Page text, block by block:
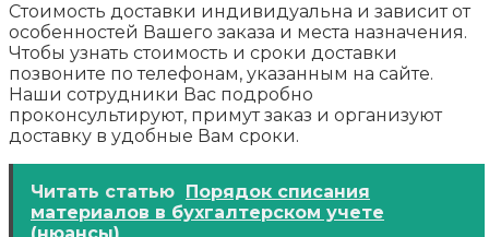
Стоимость доставки индивидуальна и зависит от
особенностей Вашего заказа и места назначения.
Чтобы узнать стоимость и сроки доставки
позвоните по телефонам, указанным на сайте.
Наши сотрудники Вас подробно
проконсультируют, примут заказ и организуют
доставку в удобные Вам сроки.
Читать статью Порядок списания
материалов в бухгалтерском учете